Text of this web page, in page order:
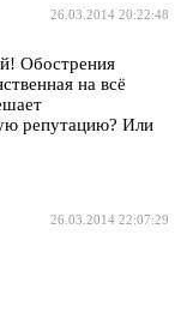
26.03.2014 20:22:48
Обострения
на всё
репутацию? Или
26.03.2014 22:07:29